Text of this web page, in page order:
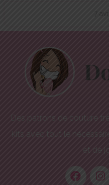
7
Des patrons de couture
kits avec tout le
et de